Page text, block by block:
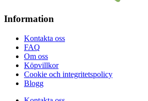
Information
Kontakta oss
FAQ
Om oss
Köpvillkor
Cookie och integritetspolicy
Blogg